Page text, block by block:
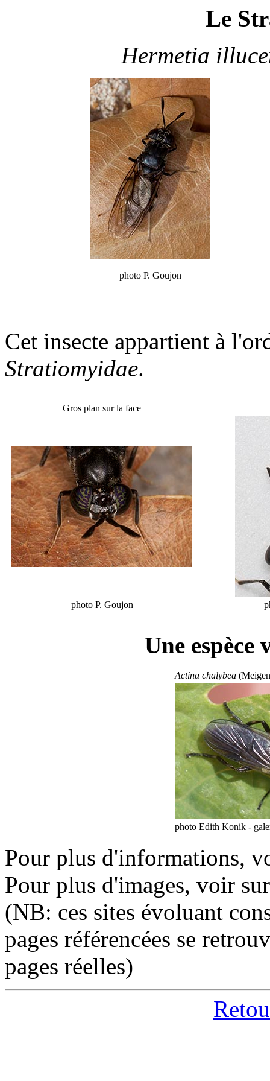
Le
Hermetia
photo P. Goujon
Cet insecte appartient à
Stratiomyidae.
Gros plan sur la face
photo P. Goujon
Une espèce
Actina chalybea
photo Edith Konik -
Pour plus d'informations,
Pour plus d'images, voir
(NB: ces sites évoluant
pages référencées se
pages réelles)